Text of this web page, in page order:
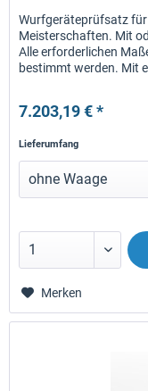
Wurfgeräteprüfsatz
Meisterschaften. Mit
Alle erforderlichen
bestimmt werden. Mit
7.203,19 € *
Lieferumfang
Merken